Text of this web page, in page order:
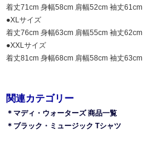
着丈71cm 身幅58cm 肩幅52cm 袖丈61cm
●XLサイズ
着丈76cm 身幅63cm 肩幅55cm 袖丈62cm
●XXLサイズ
着丈81cm 身幅68cm 肩幅58cm 袖丈63cm
関連カテゴリー
＊マディ・ウォーターズ 商品一覧
＊ブラック・ミュージック Tシャツ